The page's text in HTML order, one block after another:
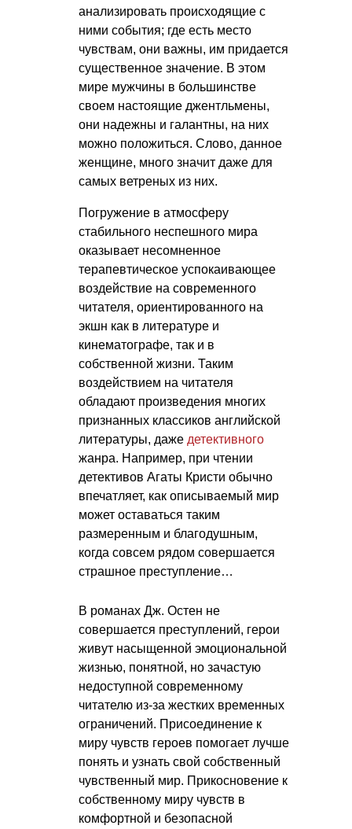
анализировать происходящие с
ними события; где есть место
чувствам, они важны, им придается
существенное значение. В этом
мире мужчины в большинстве
своем настоящие джентльмены,
они надежны и галантны, на них
можно положиться. Слово, данное
женщине, много значит даже для
самых ветреных из них.
Погружение в атмосферу
стабильного неспешного мира
оказывает несомненное
терапевтическое успокаивающее
воздействие на современного
читателя, ориентированного на
экшн как в литературе и
кинематографе, так и в
собственной жизни. Таким
воздействием на читателя
обладают произведения многих
признанных классиков английской
литературы, даже детективного
жанра. Например, при чтении
детективов Агаты Кристи обычно
впечатляет, как описываемый мир
может оставаться таким
размеренным и благодушным,
когда совсем рядом совершается
страшное преступление…
В романах Дж. Остен не
совершается преступлений, герои
живут насыщенной эмоциональной
жизнью, понятной, но зачастую
недоступной современному
читателю из-за жестких временных
ограничений. Присоединение к
миру чувств героев помогает лучше
понять и узнать свой собственный
чувственный мир. Прикосновение к
собственному миру чувств в
комфортной и безопасной